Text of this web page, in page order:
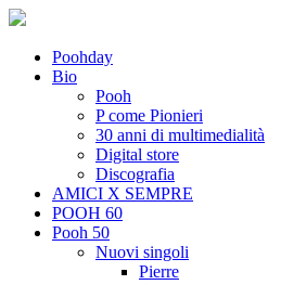
Poohday
Bio
Pooh
P come Pionieri
30 anni di multimedialità
Digital store
Discografia
AMICI X SEMPRE
POOH 60
Pooh 50
Nuovi singoli
Pierre